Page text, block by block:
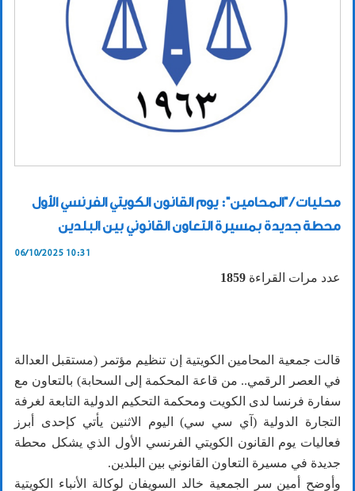
محليات / "المحامين": يوم القانون الكويتي الفرنسي الأول
محطة جديدة بمسيرة التعاون القانوني بين البلدين
06/10/2025 10:31
عدد مرات القراءة 1859
قالت جمعية المحامين الكويتية إن تنظيم مؤتمر (مستقبل العدالة
في العصر الرقمي.. من قاعة المحكمة إلى السحابة) بالتعاون مع
سفارة فرنسا لدى الكويت ومحكمة التحكيم الدولية التابعة لغرفة
التجارة الدولية (آي سي سي) اليوم الاثنين يأتي كإحدى أبرز
فعاليات يوم القانون الكويتي الفرنسي الأول الذي يشكل محطة
جديدة في مسيرة التعاون القانوني بين البلدين.
وأوضح أمين سر الجمعية خالد السويفان لوكالة الأنباء الكويتية